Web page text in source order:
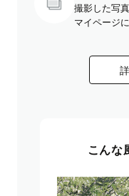
撮影した写
マイページ
こんな